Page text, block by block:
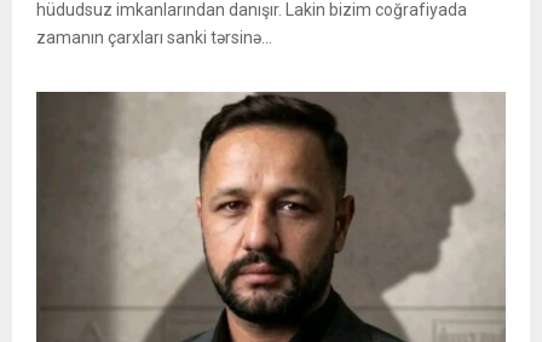
hüdudsuz imkanlarından danışır. Lakin bizim coğrafiyada
zamanın çarxları sanki tərsinə...